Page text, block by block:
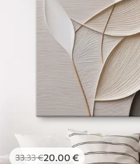
33.33€20.00 €